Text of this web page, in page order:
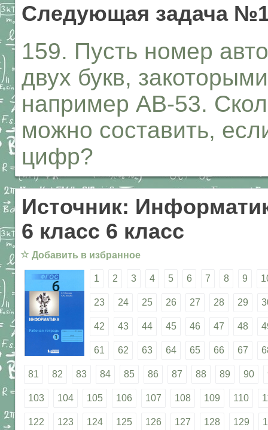
Следующая задача
159. Пусть номер
двух букв,
например АВ-53.
можно составить,
цифр?
Источник:
6 класс 6 класс
☆ Добавить в избранное
1 2 3 4 5 6 7 8 9
23 24 25 26 27 28 29
42 43 44 45 46 47 48
61 62 63 64 65 66 67
81 82 83 84 85 86 87 88 89 90
103 104 105 106 107 108 109 110
122 123 124 125 126 127 128 129